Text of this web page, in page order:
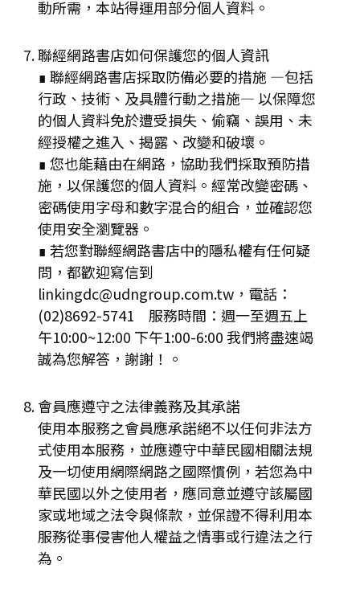
動所需，本站得運用部分個人資料。
聯經網路書店如何保護您的個人資訊
∎ 聯經網路書店採取防備必要的措施 —包括
行政、技術、及具體行動之措施— 以保障您
的個人資料免於遭受損失、偷竊、誤用、未
經授權之進入、揭露、改變和破壞。
∎ 您也能藉由在網路，協助我們採取預防措
施，以保護您的個人資料。經常改變密碼、
密碼使用字母和數字混合的組合，並確認您
使用安全瀏覽器。
∎ 若您對聯經網路書店中的隱私權有任何疑
問，都歡迎寫信到
linkingdc@udngroup.com.tw，電話：
(02)8692-5741 服務時間：週一至週五上
午10:00~12:00 下午1:00-6:00 我們將盡速竭
誠為您解答，謝謝！。
會員應遵守之法律義務及其承諾
使用本服務之會員應承諾絕不以任何非法方
式使用本服務，並應遵守中華民國相關法規
及一切使用網際網路之國際慣例，若您為中
華民國以外之使用者，應同意並遵守該屬國
家或地域之法令與條款，並保證不得利用本
服務從事侵害他人權益之情事或行違法之行
為。